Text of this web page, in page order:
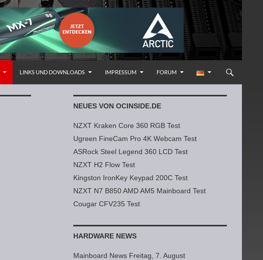
LINKS UND DOWNLOADS IMPRESSUM FORUM
NEUES VON OCINSIDE.DE
NZXT Kraken Core 360 RGB Test
Ugreen FineCam Pro 4K Webcam Test
ASRock Steel Legend 360 LCD Test
NZXT H2 Flow Test
Kingston IronKey Keypad 200C Test
NZXT N7 B850 AMD AM5 Mainboard Test
Cougar CFV235 Test
HARDWARE NEWS
Mainboard News Freitag, 7. August